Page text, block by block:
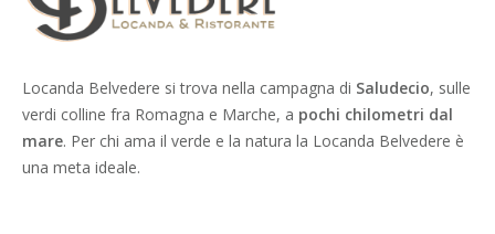
Locanda Belvedere si trova nella campagna di Saludecio, sulle
verdi colline fra Romagna e Marche, a pochi chilometri dal
mare. Per chi ama il verde e la natura la Locanda Belvedere è
una meta ideale.